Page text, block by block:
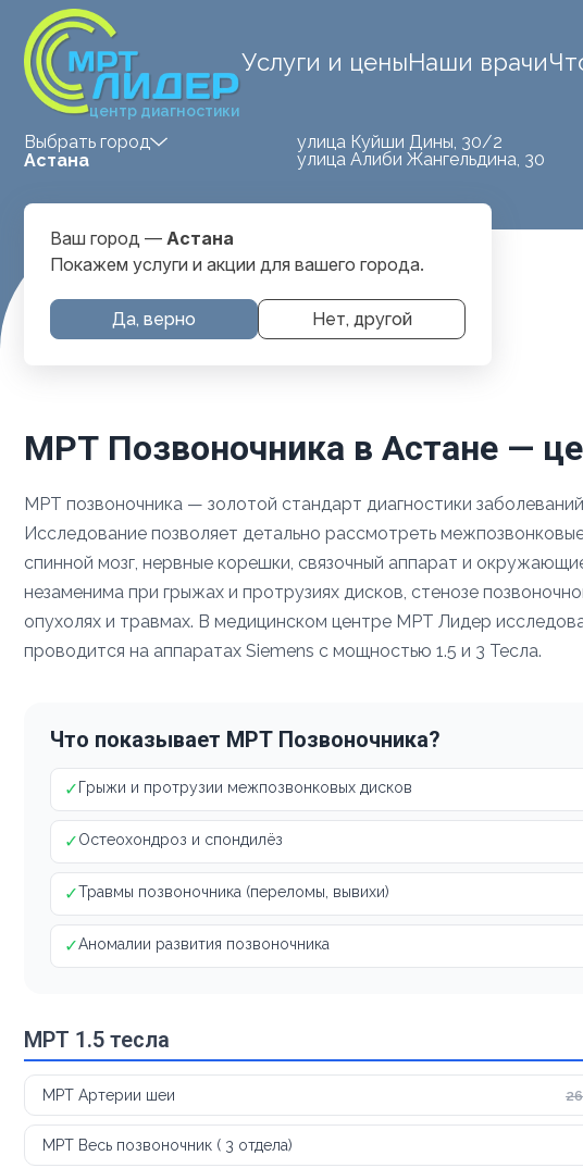
центр диагностики
Услуги и ценыНаши врачи
Выбрать город
Астана
улица Куйши Дины, 30/2
улица Алиби Жангельдина, 30
Ваш город — Астана
Покажем услуги и акции для вашего города.
Да, верно Нет, другой
Услуги и цены МРТ Позвоночника
МРТ Позвоночника в Астане —
МРТ позвоночника — золотой стандарт диагностики
Исследование позволяет детально рассмотреть межпозвонковые
спинной мозг, нервные корешки, связочный аппарат и
незаменима при грыжах и протрузиях дисков, стенозе
опухолях и травмах. В медицинском центре МРТ Лидер
проводится на аппаратах Siemens с мощностью 1.5 и 3 Тесла.
Что показывает МРТ Позвоночника?
✓ Грыжи и протрузии межпозвонковых дисков
✓Остеохондроз и спондилёз
✓Травмы позвоночника (переломы, вывихи)
✓Аномалии развития позвоночника
МРТ 1.5 тесла
МРТ Артерии шеи
МРТ Весь позвоночник ( 3 отдела)